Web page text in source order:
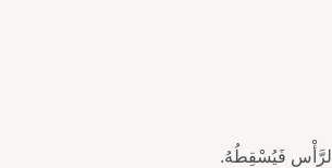
فَيُسْقِطُهُ.